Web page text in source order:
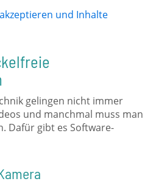
und Inhalte
gelingen nicht immer
und manchmal muss man
Dafür gibt es Software-